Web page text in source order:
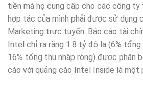
tiền mà họ cung cấp cho các công
hợp tác của mình phải được sử dụng
Marketing trực tuyến. Báo cáo tài
Intel chỉ ra rằng 1.8 tỷ đô la (6% tổng
16% tổng thu nhập ròng) được phân
cáo với quảng cáo Intel Inside là một